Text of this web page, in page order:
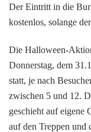
Der Eintritt in die
kostenlos, solange
Die Halloween-
Donnerstag, dem
statt, je nach
zwischen 5 und 12.
geschieht auf eigene
auf den Treppen und